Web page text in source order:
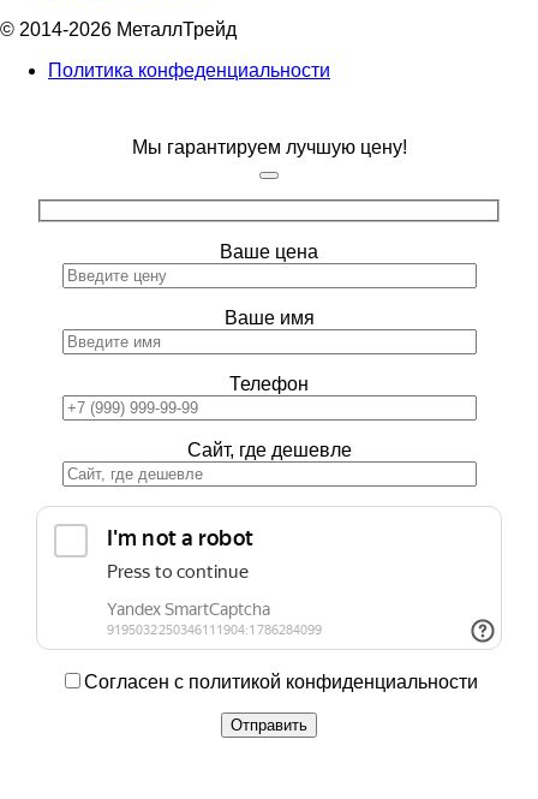
© 2014-2026 МеталлТрейд
Политика конфеденциальности
Мы гарантируем лучшую цену!
Ваше цена
Ваше имя
Телефон
Сайт, где дешевле
Согласен с политикой конфиденциальности